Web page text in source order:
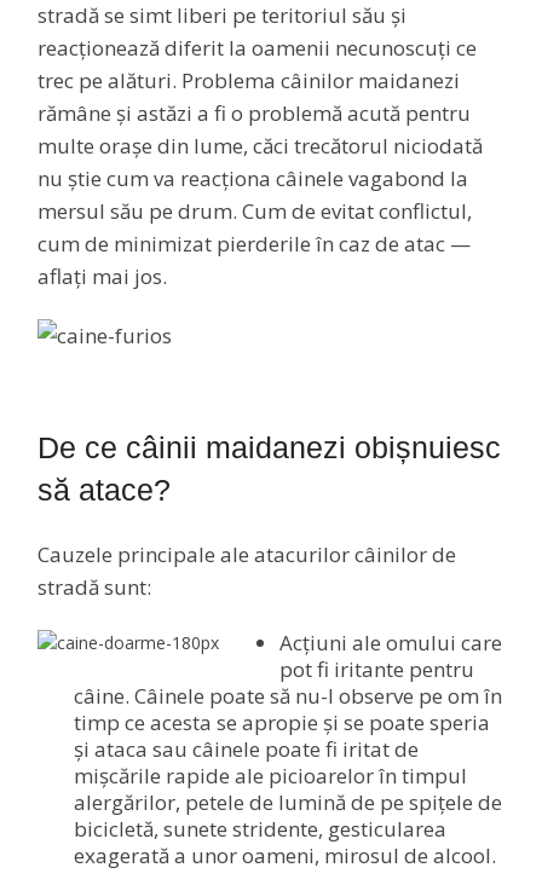
stradă se simt liberi pe teritoriul său și
reacționează diferit la oamenii necunoscuți ce
trec pe alături. Problema câinilor maidanezi
rămâne și astăzi a fi o problemă acută pentru
multe orașe din lume, căci trecătorul niciodată
nu știe cum va reacționa câinele vagabond la
mersul său pe drum. Cum de evitat conflictul,
cum de minimizat pierderile în caz de atac —
aflați mai jos.
De ce câinii maidanezi obișnuiesc
să atace?
Cauzele principale ale atacurilor câinilor de
stradă sunt:
Acțiuni ale omului care
pot fi iritante pentru
câine. Câinele poate să nu-l observe pe om în
timp ce acesta se apropie și se poate speria
și ataca sau câinele poate fi iritat de
mișcările rapide ale picioarelor în timpul
alergărilor, petele de lumină de pe spițele de
bicicletă, sunete stridente, gesticularea
exagerată a unor oameni, mirosul de alcool.